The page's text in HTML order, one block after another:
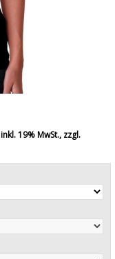
inkl. 19% MwSt., zzgl.